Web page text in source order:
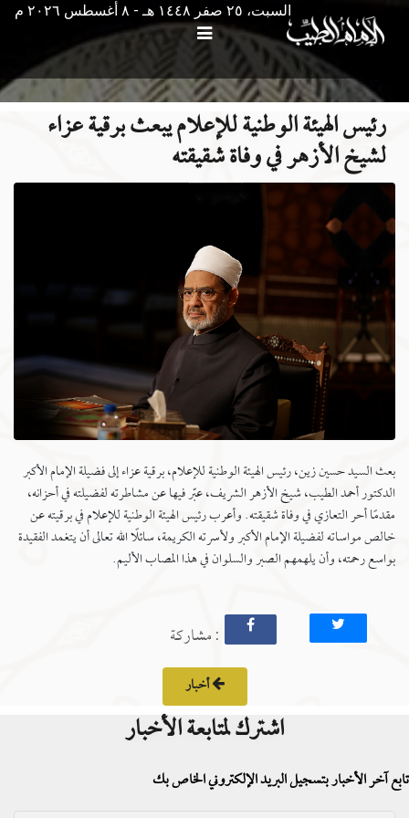
السبت، ٢٥ صفر ١٤٤٨ هـ - ۸ أغسطس ۲۰۲٦ م
رئيس الهيئة الوطنية للإعلام يبعث برقية عزاء
لشيخ الأزهر في وفاة شقيقته
بعث السيد حسين زين، رئيس الهيئة الوطنية للإعلام، برقية عزاء إلى فضيلة الإمام الأكبر
الدكتور أحمد الطيب، شيخ الأزهر الشريف، عبّر فيها عن مشاطرته لفضيلته في أحزانه،
مقدمًا أحر التعازي في وفاة شقيقته. وأعرب رئيس الهيئة الوطنية للإعلام في برقيته عن
خالص مواساته لفضيلة الإمام الأكبر ولأسرته الكريمة، سائلًا الله تعالى أن يتغمد الفقيدة
بواسع رحمته، وأن يلهمهم الصبر والسلوان في هذا المصاب الأليم.
: مشاركة
أخبار
اشترك لمتابعة الأخبار
تابع آخر الأخبار بتسجيل البريد الإلكتروني الخاص بك